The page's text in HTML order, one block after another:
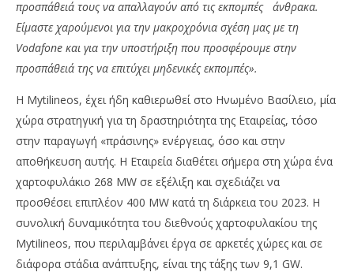
προσπάθειά τους να απαλλαγούν από τις εκπομπές άνθρακα.
Είμαστε χαρούμενοι για την μακροχρόνια σχέση μας με τη
Vodafone και για την υποστήριξη που προσφέρουμε στην
προσπάθειά της να επιτύχει μηδενικές εκπομπές».
Η Mytilineos, έχει ήδη καθιερωθεί στο Ηνωμένο Βασίλειο, μία
χώρα στρατηγική για τη δραστηριότητα της Εταιρείας, τόσο
στην παραγωγή «πράσινης» ενέργειας, όσο και στην
αποθήκευση αυτής. Η Εταιρεία διαθέτει σήμερα στη χώρα ένα
χαρτοφυλάκιο 268 MW σε εξέλιξη και σχεδιάζει να
προσθέσει επιπλέον 400 MW κατά τη διάρκεια του 2023. Η
συνολική δυναμικότητα του διεθνούς χαρτοφυλακίου της
Mytilineos, που περιλαμβάνει έργα σε αρκετές χώρες και σε
διάφορα στάδια ανάπτυξης, είναι της τάξης των 9,1 GW.